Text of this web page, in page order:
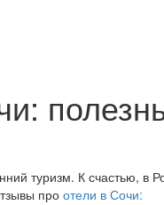
туризм. К счастью, в
про отели в Сочи: